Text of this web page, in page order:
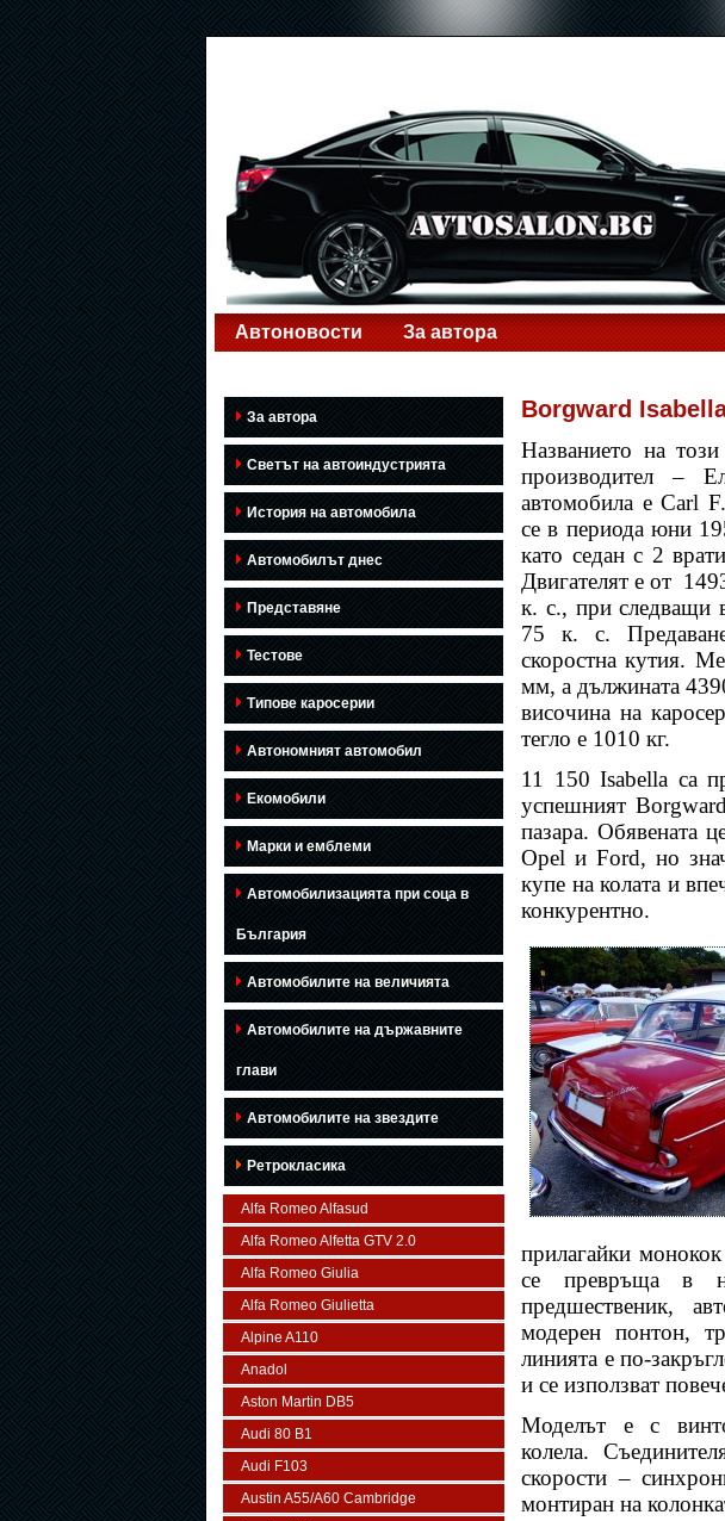
Автоновости За автора
За автора
Светът на автоиндустрията
История на автомобила
Автомобилът днес
Представяне
Тестове
Типове каросерии
Автономният автомобил
Екомобили
Марки и емблеми
Автомобилизацията при соца в
България
Автомобилите на величията
Автомобилите на държавните
глави
Автомобилите на звездите
Ретрокласика
Alfa Romeo Alfasud
Alfa Romeo Alfetta GTV 2.0
Alfa Romeo Giulia
Alfa Romeo Giulietta
Alpine A110
Anadol
Aston Martin DB5
Audi 80 B1
Audi F103
Austin A55/A60 Cambridge
Borgward
Названието на
производител –
автомобила е Carl
се в периода юни
като седан с 2
Двигателят е от
к. с., при следващи
75 к. с.
скоростна кутия.
мм, а дължината
височина на
тегло е 1010 кг.
11 150 Isabella са
успешният
пазара. Обявената
Opel и Ford, но
купе на колата и
конкурентно.
прилагайки
се превръща в
предшественик,
модерен понтон,
линията е по-
и се използват
Моделът е с
колела.
скорости –
монтиран на